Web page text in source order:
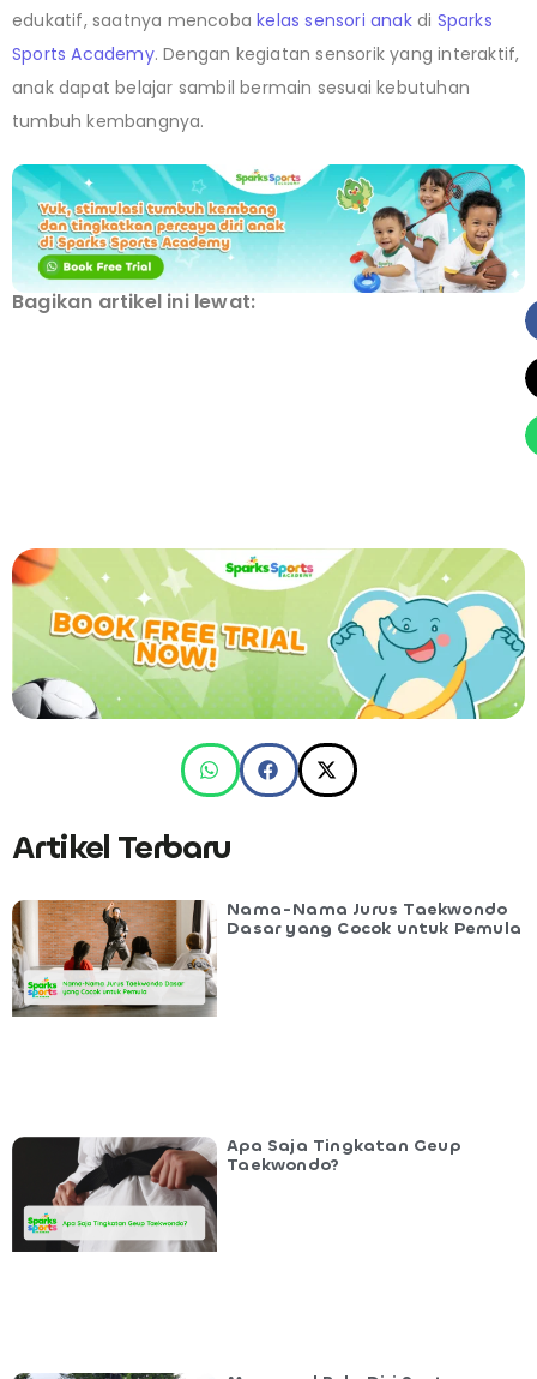
edukatif, saatnya mencobakelas sensori anakdi Sparks
Sports Academy. Dengan kegiatan sensorik yang interaktif,
anak dapat belajar sambil bermain sesuai kebutuhan
tumbuh kembangnya.
Bagikan artikel ini lewat:
Artikel Terbaru
Nama-Nama Jurus Taekwondo
Dasar yang Cocok untuk Pemula
Apa Saja Tingkatan Geup
Taekwondo?